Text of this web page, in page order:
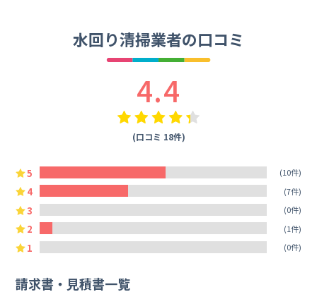
水回り清掃業者の口コミ
4.4
(口コミ 18件)
5 (10件)
4 (7件)
3 (0件)
2 (1件)
1 (0件)
請求書・見積書一覧